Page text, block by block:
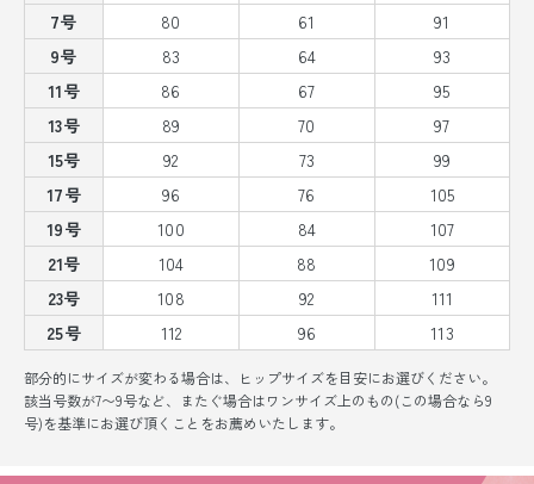
7号
80 61
91
9号
83 64
93
11号
86 67
95
13号
89 70
97
15号
92 73
99
17号
96 76
105
19号
100 84
107
21号
104 88
109
23号
108 92
111
25号
112 96 113
部分的にサイズが変わる場合は、ヒップサイズを目安にお選びください。
該当号数が7〜9号など、またぐ場合はワンサイズ上のもの(この場合なら9
号)を基準にお選び頂くことをお薦めいたします。